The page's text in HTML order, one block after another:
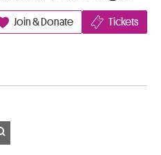
Join & Donate Tickets